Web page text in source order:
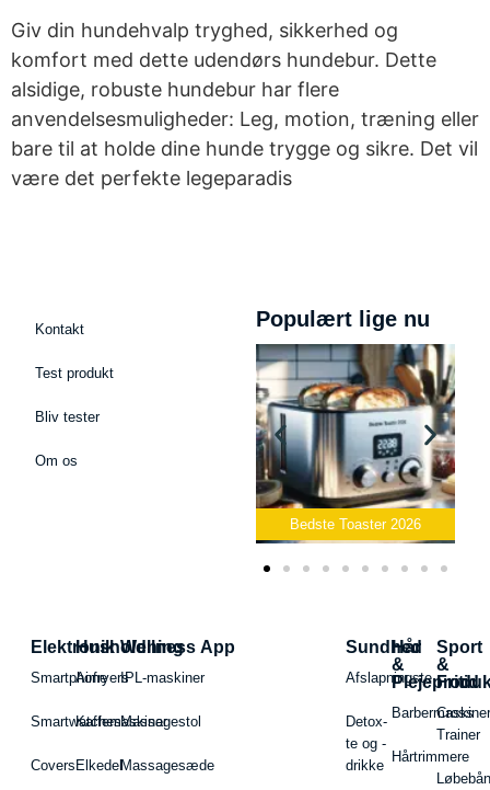
Giv din hundehvalp tryghed, sikkerhed og
komfort med dette udendørs hundebur. Dette
alsidige, robuste hundebur har flere
anvendelsesmuligheder: Leg, motion, træning eller
bare til at holde dine hunde trygge og sikre. Det vil
være det perfekte legeparadis
Kontakt
Test produkt
Bliv tester
Om os
Populært lige nu
Bedste Toaster 2026
Elektronik
Smartphone
Smartwatches
Covers
Husholdning
Airfryers
Kaffemaskiner
Elkedel
Wellness App
IPL-maskiner
Massagestol
Massagesæde
Sundhed
Afslapningste
Detox-
te og -
drikke
Hår
&
Hårtrimmere
Sport
&
Fritid
Cross
Trainer